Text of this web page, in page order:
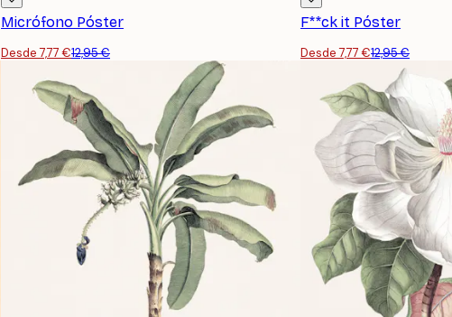
Micrófono Póster
Desde 7,77 €12,95 €
F**ck it Póster
Desde 7,77 €12,95 €